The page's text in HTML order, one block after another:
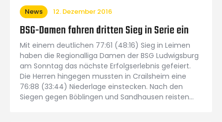
News 12. Dezember 2016
BSG-Damen fahren dritten Sieg in Serie ein
Mit einem deutlichen 77:61 (48:16) Sieg in Leimen
haben die Regionalliga Damen der BSG Ludwigsburg
am Sonntag das nächste Erfolgserlebnis gefeiert.
Die Herren hingegen mussten in Crailsheim eine
76:88 (33:44) Niederlage einstecken. Nach den
Siegen gegen Böblingen und Sandhausen reisten…